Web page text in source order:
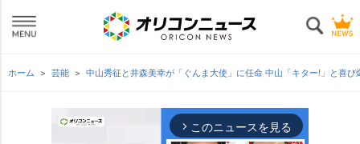
ホーム 芸能 中山秀征と井森美幸が「ぐんま大使」に任命 中山「キター!」と喜び
arrow_forward_ios このニュースを見る